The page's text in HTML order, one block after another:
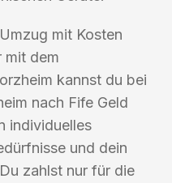
mit Kosten
mit dem
kannst du bei
nach Fife Geld
individuelles
und dein
zahlst nur für die